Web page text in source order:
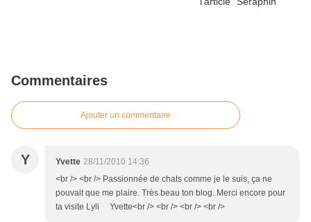
Commentaires
Ajouter un commentaire
Y Yvette 28/11/2010 14:36
<br /> <br /> Passionnée de chats comme je le suis, ça ne
pouvait que me plaire. Très beau ton blog. Merci encore pour
ta visite Lyli Yvette<br /> <br /> <br /> <br />